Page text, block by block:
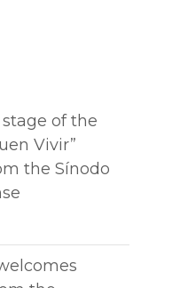
of the
Vivir”
the Sínodo